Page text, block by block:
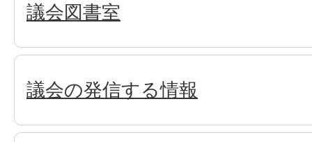
議会図書室
議会の発信する情報